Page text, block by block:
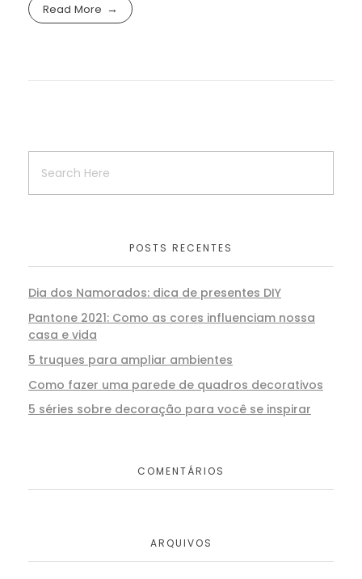
Read More
POSTS RECENTES
Dia dos Namorados: dica de presentes DIY
Pantone 2021: Como as cores influenciam nossa
casa e vida
5 truques para ampliar ambientes
Como fazer uma parede de quadros decorativos
5 séries sobre decoração para você se inspirar
COMENTÁRIOS
ARQUIVOS